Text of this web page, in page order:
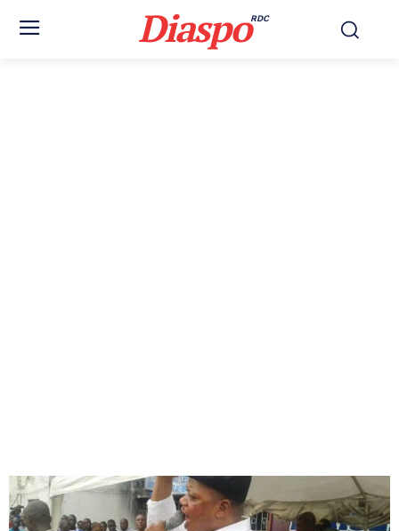
DiaspoRDC